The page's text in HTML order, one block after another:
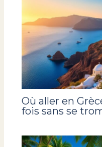
Où aller en
fois sans se